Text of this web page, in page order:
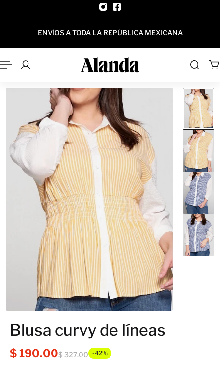
ENVÍOS A TODA LA REPÚBLICA MEXICANA
Blusa curvy de líneas
$ 190.00$ 327.00 -42%